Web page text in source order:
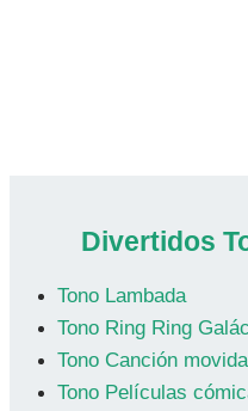
Divertidos
Tono Lambada
Tono Ring Ring
Tono Canción
Tono Películas